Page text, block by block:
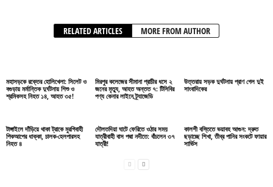
RELATED ARTICLES MORE FROM AUTHOR
মহাসড়কে রক্তের হোলিখেলা: সিলেট ও
বগুড়ায় মর্মান্তিক দুর্ঘটনায় শিশু ও
শ্রমিকসহ নিহত ১৪, আহত ৩৫!
মিরপুর কলেজের সীমানা প্রাচীর ধসে ২
জনের মৃত্যু, আহত অন্তত ৭: টিসিবির
পণ্য কেনার লাইনে ট্র্যাজেডি
উত্তরায় সড়ক দুর্ঘটনায় প্রাণ গেল দুই
সাংবাদিকের
টাঙ্গাইলে দাঁড়িয়ে থাকা ট্রাকে মুরগিবাহী
পিকআপের ধাক্কা, চালক-হেলপারসহ
নিহত ৪
দৌলতদিয়া ঘাটে ফেরিতে ওঠার সময়
যাত্রীবাহী বাস পদ্মা নদীতে: বাঁচলেন ৩৭
যাত্রী!
কালশী বস্তিতে ভয়াবহ আগুন: দ্রুত
ছড়াচ্ছে শিখা, তীব্র পানির সংকটে ফায়ার
সার্ভিস